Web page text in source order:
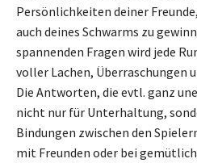
Persönlichkeiten deiner
auch deines Schwarms zu
spannenden Fragen wird jede
voller Lachen, Überraschungen
Die Antworten, die evtl. ganz
nicht nur für Unterhaltung,
Bindungen zwischen den
mit Freunden oder bei